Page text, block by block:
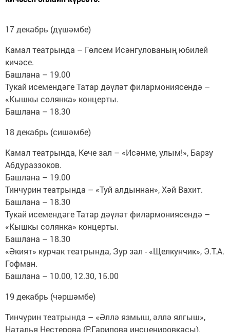
17 декабрь (дүшәмбе)
Камал театрында – Гөлсем Исәнгулованың юбилей
кичәсе.
Башлана – 19.00
Тукай исемендәге Татар дәүләт филармониясендә –
«Кышкы солянка» концерты.
Башлана – 18.30
18 декабрь (сишәмбе)
Камал театрында, Кече зал – «Исәнме, улым!», Барзу
Абдураззоков.
Башлана – 19.00
Тинчурин театрында – «Туй алдыннан», Хәй Вахит.
Башлана – 18.30
Тукай исемендәге Татар дәүләт филармониясендә –
«Кышкы солянка» концерты.
Башлана – 18.30
«Әкият» курчак театрында, Зур зал - «Щелкунчик», Э.Т.А.
Гофман.
Башлана – 10.00, 12.30, 15.00
19 декабрь (чәршәмбе)
Тинчурин театрында – «Әллә язмыш, әллә ялгыш»,
Наталья Нестерова (Р.Гарипова инсценировкасы).